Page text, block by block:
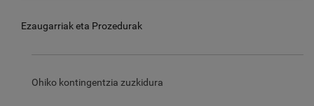
Ezaugarriak eta Prozedurak
Ohiko kontingentzia zuzkidura